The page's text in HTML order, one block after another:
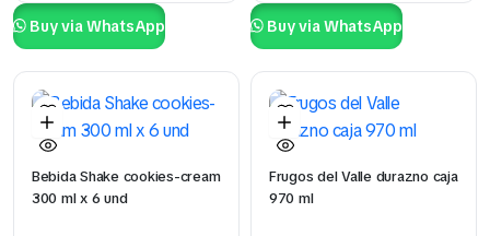
Buy via WhatsApp Buy via WhatsApp
Bebida Shake cookies-cream
300 ml x 6 und
Frugos del Valle durazno caja
970 ml